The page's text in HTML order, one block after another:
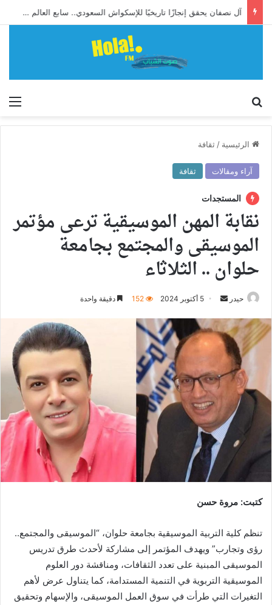
آل نصفان يحقق إنجازًا تاريخيًا للإسكواش السعودي.. سابع العالم وأول آسيوي يبلغ ربع نهائي بطولة العالم للشباب
الرئيسية / ثقافة
آراء ومقالات ثقافة
المستجدات
نقابة المهن الموسيقية ترعى مؤتمر
الموسيقى والمجتمع بجامعة
حلوان .. الثلاثاء
حيدر
أرسل
إلكترونيا
5 أكتوبر 2024 152 دقيقة واحدة
كتبت: مروة حسن
تنظم كلية التربية الموسيقية بجامعة حلوان، “الموسيقى والمجتمع..
رؤى وتجارب” ويهدف المؤتمر إلى مشاركة لأحدث طرق تدريس
الموسيقى المبنية على تعدد الثقافات، ومناقشة دور العلوم
الموسيقية التربوية في التنمية المستدامة، كما يتناول عرض لأهم
التغيرات التي طرأت في سوق العمل الموسيقى، والإسهام وتحقيق